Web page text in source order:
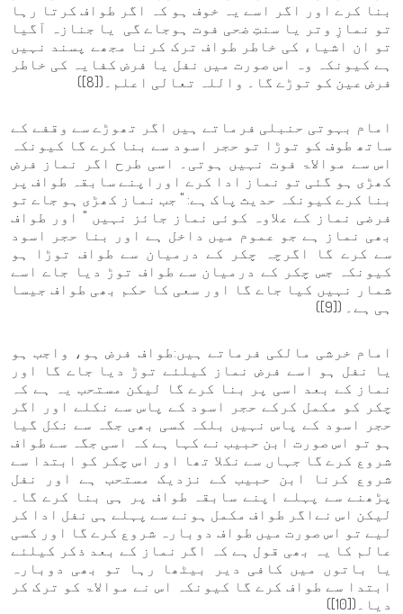
بنا کرے اور اگر اسے یہ خوف ہو کہ اگر طواف کرتا رہا
تو نمازِ وتر یا سنتِ ضحی فوت ہوجاے گی یا جنازہ آگیا
تو ان اشیاء کی خاطر طواف ترک کرنا مجھے پسند نہیں
ہے کیونکہ وہ اس صورت میں نفل یا فرض کفایہ کی خاطر
فرض عین کو توڑے گا۔ واللہ تعالی اعلم۔([8])
امام بہوتی حنبلی فرماتے ہیں اگر تھوڑے سے وقفے کے
ساتھ طوف کو توڑا تو حجر اسود سے بنا کرے گا کیونکہ
اس سے موالاۃ فوت نہیں ہوتی۔ اسی طرح اگر نماز فرض
کھڑی ہو گئی تو نماز ادا کرے اوراپنے سابقہ طواف پر
بنا کرے کیونکہ حدیث پاک ہے: " جب نماز کھڑی ہو جاے تو
فرضی نماز کے علاوہ کوئی نماز جائز نہیں " اور طواف
بھی نماز ہے جو عموم میں داخل ہے اور بنا حجر اسود
سے کرے گا اگرچہ چکر کے درمیان سے طواف توڑا ہو
کیونکہ جس چکر کے درمیان سے طواف توڑ دیا جاے اسے
شمار نہیں کیا جاے گا اور سعی کا حکم بھی طواف جیسا
ہی ہے۔ ([9])
امام خرشی مالکی فرماتے ہیں:طواف فرض ہو، واجب ہو
یا نفل ہو اسے فرض نماز کیلئے توڑ دیا جاے گا اور
نماز کے بعد اسی پر بنا کرے گا لیکن مستحب یہ ہے کہ
چکر کو مکمل کرکے حجر اسود کے پاس سے نکلے اور اگر
حجر اسود کے پاس نہیں بلکہ کسی بھی جگہ سے نکل گیا
ہو تو اس صورت ابن حبیب نے کہا ہے کہ اسی جگہ سے طواف
شروع کرے گا جہاں سے نکلا تھا اور اس چکر کو ابتدا سے
شروع کرنا ابن حبیب کے نزدیک مستحب ہے اور نفل
پڑھنے سے پہلے اپنے سابقہ طواف پر ہی بنا کرے گا۔
لیکن اس نےاگر طواف مکمل ہونے سے پہلے ہی نفل ادا کر
لیے تو اس صورت میں طواف دوبارہ شروع کرے گا اور کسی
عالم کا یہ بھی قول ہے کہ اگر نماز کے بعد ذکر کیلئے
یا باتوں میں کافی دیر بیٹھا رہا تو بھی دوبارہ
ابتدا سے طواف کرے گا کیونکہ اس نے موالاۃ کو ترک کر
دیا۔([10])